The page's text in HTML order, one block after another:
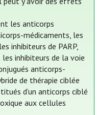
les anticorps
médicaments, les
inhibiteurs de PARP,
inhibiteurs de la voie
anticorps-
de thérapie ciblée
d’un anticorps ciblé
aux cellules